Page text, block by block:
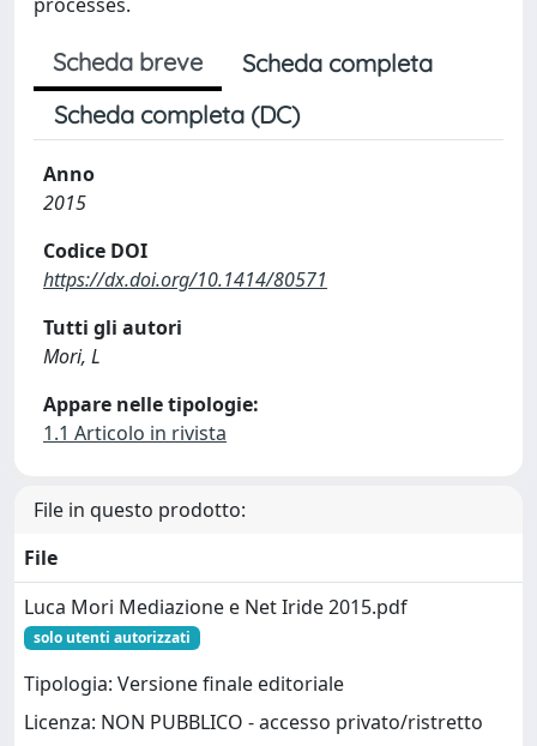
Scheda breve
Scheda completa
Scheda completa (DC)
Anno
2015
Codice DOI
https://dx.doi.org/10.1414/80571
Tutti gli autori
Mori, L
Appare nelle tipologie:
1.1 Articolo in rivista
File in questo prodotto:
File
Luca Mori Mediazione e Net Iride 2015.pdf
solo utenti autorizzati
Tipologia: Versione finale editoriale
Licenza: NON PUBBLICO - accesso privato/ristretto